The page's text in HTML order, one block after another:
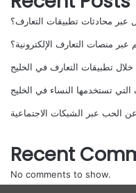
محادثات تطبيقات التعارف؟
منصات التعارف الإلكترونية؟
تطبيقات التعارف في الخليج
تستخدمها النساء في الخليج
الحب عبر الشبكات الاجتماعية
Recent
No comments to show.